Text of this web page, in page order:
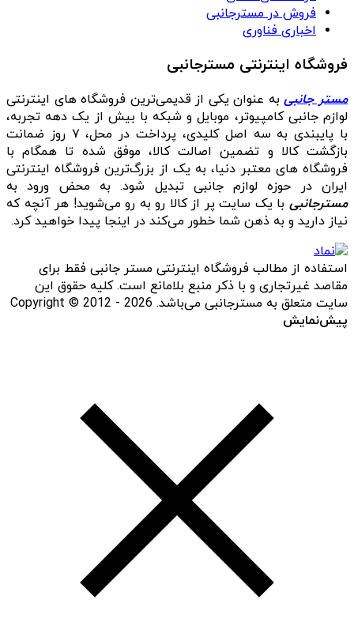
فروش در مسترجانبی
اخباری فناوری
فروشگاه اینترنتی مسترجانبی
مستر جانبیبه عنوان یکی از قدیمی‌ترین فروشگاه های اینترنتی
لوازم جانبی کامپیوتر، موبایل و شبکه با بیش از یک دهه تجربه،
با پایبندی به سه اصل کلیدی، پرداخت در محل، ۷ روز ضمانت
بازگشت کالا و تضمین اصالت کالا، موفق شده تا همگام با
فروشگاه‌ های معتبر دنیا، به یک از بزرگ‌ترین فروشگاه اینترنتی
ایران در حوزه لوازم جانبی تبدیل شود. به محض ورود به
مسترجانبی با یک سایت پر از کالا رو به رو می‌شوید! هر آنچه که
نیاز دارید و به ذهن شما خطور می‌کند در اینجا پیدا خواهید کرد.
استفاده از مطالب فروشگاه اینترنتی مستر جانبی فقط برای
مقاصد غیرتجاری و با ذکر منبع بلامانع است. کلیه حقوق این
سایت متعلق به مسترجانبی می‌باشد. Copyright © 2012 - 2026
پیش‌نمایش